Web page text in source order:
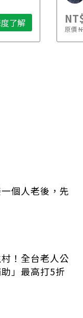
了解 原價
個人老後，先
！全台老人公
」最高打5折